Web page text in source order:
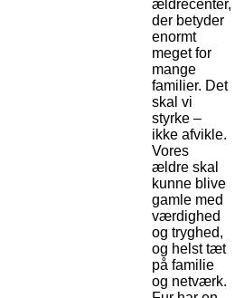
ældrecenter,
der betyder
enormt
meget for
mange
familier. Det
skal vi
styrke –
ikke afvikle.
Vores
ældre skal
kunne blive
gamle med
værdighed
og tryghed,
og helst tæt
på familie
og netværk.